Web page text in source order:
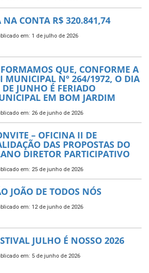
NA CONTA R$ 320.841,74
em: 1 de julho de 2026
QUE, CONFORME A
MUNICIPAL Nº 264/1972, O DIA
JUNHO É FERIADO
EM BOM JARDIM
em: 26 de junho de 2026
– OFICINA II DE
DAS PROPOSTAS DO
DIRETOR PARTICIPATIVO
em: 25 de junho de 2026
JOÃO DE TODOS NÓS
em: 12 de junho de 2026
JULHO É NOSSO 2026
em: 5 de junho de 2026